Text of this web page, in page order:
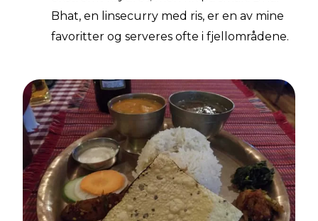
Bhat, en linsecurry med ris, er en av mine
favoritter og serveres ofte i fjellområdene.